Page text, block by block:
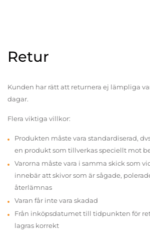
Retur
Kunden har rätt att returnera ej lämpliga
dagar.
Flera viktiga villkor:
Produkten måste vara standardiserad,
en produkt som tillverkas speciellt mot
Varorna måste vara i samma skick som
innebär att skivor som är sågade,
återlämnas
Varan får inte vara skadad
Från inköpsdatumet till tidpunkten för
lagras korrekt